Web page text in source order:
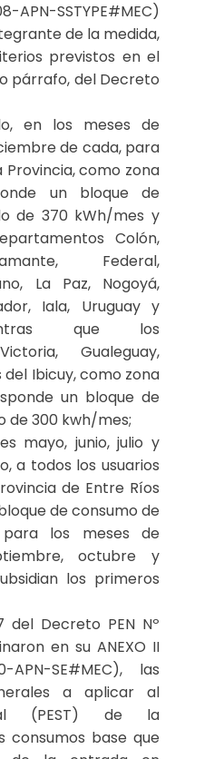
APN-SSTYPE#MEC)
de la medida,
previstos en el
párrafo, del Decreto
en los meses de
de cada, para
como zona
un bloque de
de 370 kWh/mes y
Colón,
Federal,
La Paz, Nogoyá,
Iala, Uruguay y
que los
Gualeguay,
del Ibicuy, como zona
un bloque de
de 300 kwh/mes;
mayo, junio, julio y
a todos los usuarios
de Entre Ríos
de consumo de
los meses de
octubre y
los primeros
Decreto PEN Nº
en su ANEXO II
APN-SE#MEC), las
a aplicar al
(PEST) de la
consumos base que